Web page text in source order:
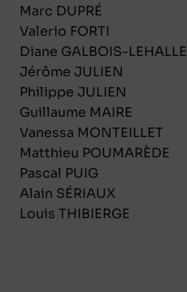
Marc DUPRÉ
Valerio FORTI
Diane GALBOIS-LEHALLE
Jérôme JULIEN
Philippe JULIEN
Guillaume MAIRE
Vanessa MONTEILLET
Matthieu POUMARÈDE
Pascal PUIG
Alain SÉRIAUX
Louis THIBIERGE